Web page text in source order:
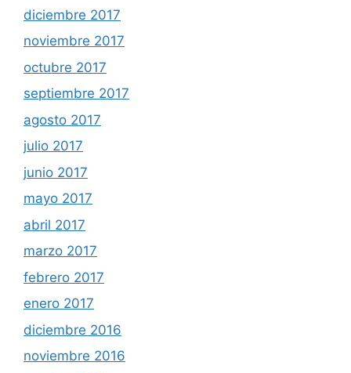
diciembre 2017
noviembre 2017
octubre 2017
septiembre 2017
agosto 2017
julio 2017
junio 2017
mayo 2017
abril 2017
marzo 2017
febrero 2017
enero 2017
diciembre 2016
noviembre 2016